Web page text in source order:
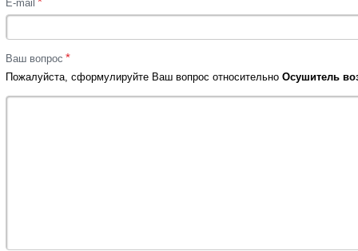
E-mail
Ваш вопрос *
Пожалуйста, сформулируйте Ваш вопрос относительно Осушитель